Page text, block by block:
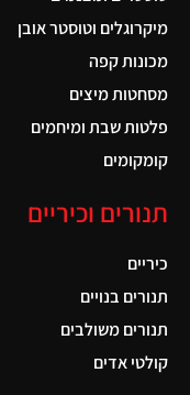
מיקרוגלים וטוסטר אובן
מכונות קפה
מסחטות מיצים
פלטות שבת ומיחמים
קומקומים
תנורים וכיריים
כיריים
תנורים בנויים
תנורים משולבים
קולטי אדים